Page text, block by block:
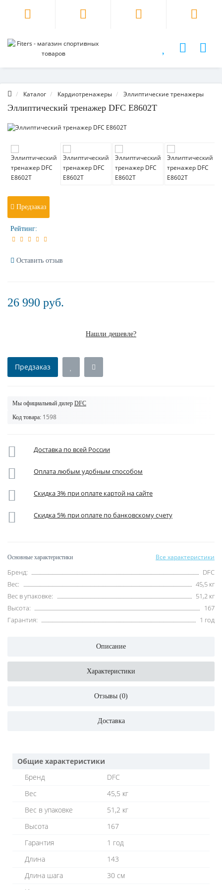
Каталог Кардиотренажеры Эллиптические тренажеры
Эллиптический тренажер DFC E8602T
Предзаказ
Рейтинг:
Оставить отзыв
26 990 руб.
Нашли дешевле?
Предзаказ
Мы официальный дилер DFC
Код товара: 1598
Доставка по всей России
Оплата любым удобным способом
Скидка 3% при оплате картой на сайте
Скидка 5% при оплате по банковскому счету
Основные характеристики Все характеристики
Бренд:
DFC
Вес:
45,5 кг
Вес в упаковке:
51,2 кг
Высота:
167
Гарантия:
1 год
Описание
Характеристики
Отзывы (0)
Доставка
Общие характеристики
Бренд
DFC
Вес
45,5 кг
Вес в упаковке
51,2 кг
Высота
167
Гарантия
1 год
Длина
143
Длина шага
30 см